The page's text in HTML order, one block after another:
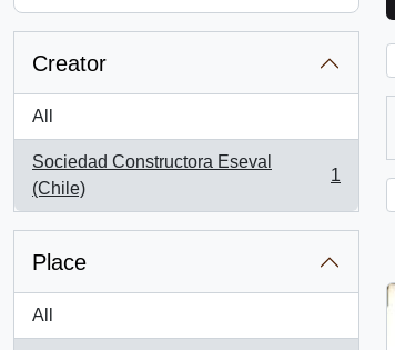
Creator
All
Sociedad Constructora Eseval
(Chile)
, 1 results
1
Place
All